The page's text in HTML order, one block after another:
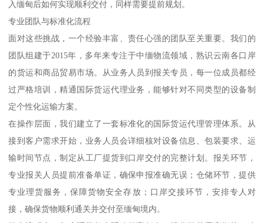
入缅甸后如何实现顺利交付，同样需要提前规划。
专业团队与标准化流程
面对这些挑战，一个经验丰富、责任心强的团队至关重要。我们的
团队组建于2015年，多年来专注于中缅物流领域，熟识云南各口岸
的货运和商品贸易市场。从业务人员到报关专员，每一位成员都经
过严格培训，精通国际货运代理业务，能够针对不同类型的设备制
定个性化运输方案。
在操作层面，我们建立了一套标准化的国际货运代理管理体系。从
接到客户需求开始，业务人员会详细核对设备信息、包装要求、运
输时间节点，制定从工厂提货到口岸交付的完整计划。报关环节，
专业报关人员提前准备单证，确保申报准确无误；仓储环节，提供
专业理货服务，保障货物安全存放；口岸交接环节，安排专人对
接，确保货物顺利通关并交付至缅甸境内。